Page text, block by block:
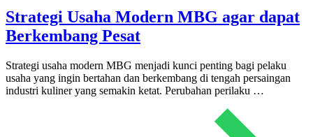
Strategi Usaha Modern MBG agar dapat
Berkembang Pesat
Strategi usaha modern MBG menjadi kunci penting bagi pelaku
usaha yang ingin bertahan dan berkembang di tengah persaingan
industri kuliner yang semakin ketat. Perubahan perilaku …